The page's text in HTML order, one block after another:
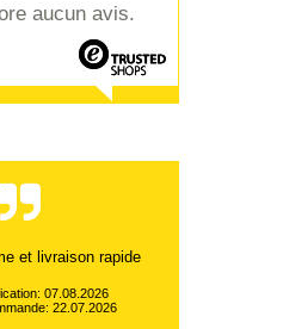
aucun avis.
et livraison rapide
07.08.2026
22.07.2026